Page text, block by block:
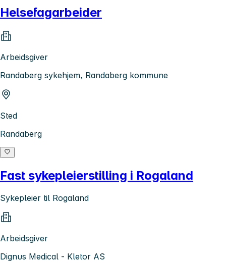
Helsefagarbeider
Arbeidsgiver
Randaberg sykehjem, Randaberg kommune
Sted
Randaberg
Fast sykepleierstilling i Rogaland
Sykepleier til Rogaland
Arbeidsgiver
Dignus Medical - Kletor AS